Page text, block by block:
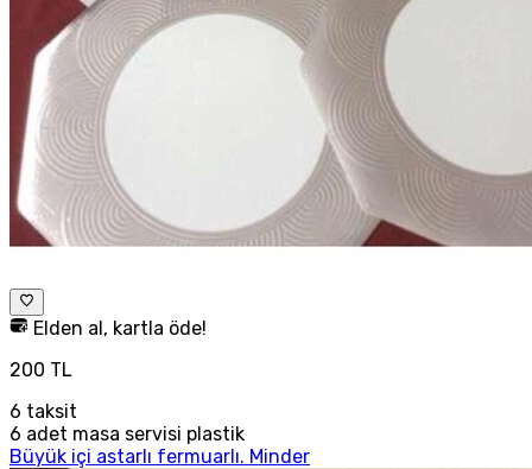
Elden al, kartla öde!
200 TL
6 taksit
6 adet masa servisi plastik
Büyük içi astarlı fermuarlı. Minder